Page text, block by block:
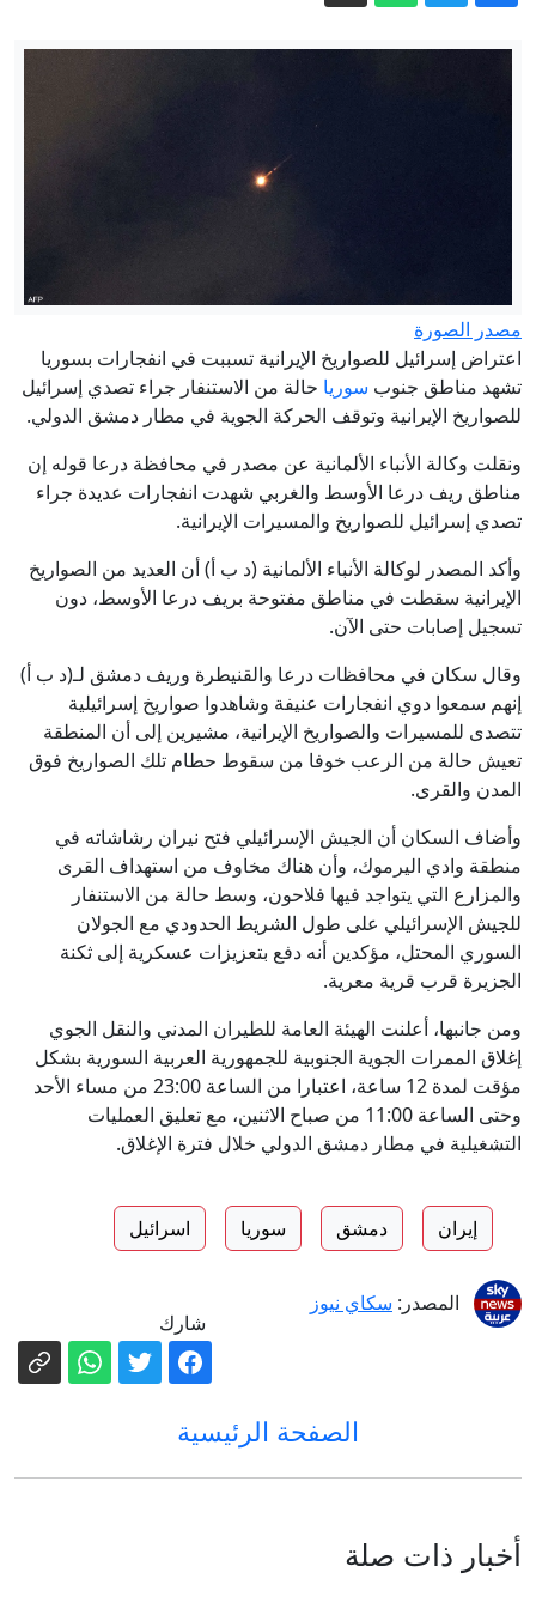
هجوم باليستي
مصرع الفتى محمد القريناوي جراء حادث
طرق في عرعرة النقب
مصدر الصورة
اعتراض إسرائيل للصواريخ الإيرانية تسببت في انفجارات بسوريا
تشهد مناطق جنوب سوريا حالة من الاستنفار جراء تصدي إسرائيل
للصواريخ الإيرانية وتوقف الحركة الجوية في مطار دمشق الدولي.
ونقلت وكالة الأنباء الألمانية عن مصدر في محافظة درعا قوله إن
مناطق ريف درعا الأوسط والغربي شهدت انفجارات عديدة جراء
تصدي إسرائيل للصواريخ والمسيرات الإيرانية.
وأكد المصدر لوكالة الأنباء الألمانية (د ب أ) أن العديد من الصواريخ
الإيرانية سقطت في مناطق مفتوحة بريف درعا الأوسط، دون
تسجيل إصابات حتى الآن.
وقال سكان في محافظات درعا والقنيطرة وريف دمشق لـ(د ب أ)
إنهم سمعوا دوي انفجارات عنيفة وشاهدوا صواريخ إسرائيلية
تتصدى للمسيرات والصواريخ الإيرانية، مشيرين إلى أن المنطقة
تعيش حالة من الرعب خوفا من سقوط حطام تلك الصواريخ فوق
المدن والقرى.
وأضاف السكان أن الجيش الإسرائيلي فتح نيران رشاشاته في
منطقة وادي اليرموك، وأن هناك مخاوف من استهداف القرى
والمزارع التي يتواجد فيها فلاحون، وسط حالة من الاستنفار
للجيش الإسرائيلي على طول الشريط الحدودي مع الجولان
السوري المحتل، مؤكدين أنه دفع بتعزيزات عسكرية إلى ثكنة
الجزيرة قرب قرية معرية.
ومن جانبها، أعلنت الهيئة العامة للطيران المدني والنقل الجوي
إغلاق الممرات الجوية الجنوبية للجمهورية العربية السورية بشكل
مؤقت لمدة 12 ساعة، اعتبارا من الساعة 23:00 من مساء الأحد
وحتى الساعة 11:00 من صباح الاثنين، مع تعليق العمليات
التشغيلية في مطار دمشق الدولي خلال فترة الإغلاق.
إيران دمشق سوريا اسرائيل
المصدر: سكاي نيوز
شارك
الصفحة الرئيسية
أخبار ذات صلة